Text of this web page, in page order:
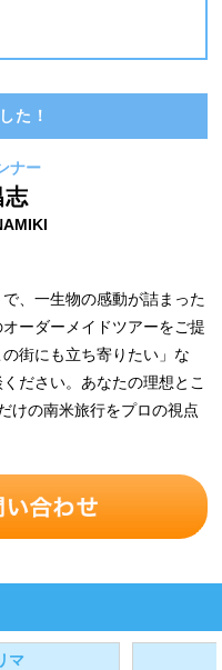
た！
ナー
、一生物の感動が詰まった
ーダーメイドツアーをご提
街にも立ち寄りたい」な
ださい。あなたの理想とこ
けの南米旅行をプロの視点
マ